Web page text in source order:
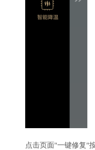
点击页面"一键修复"